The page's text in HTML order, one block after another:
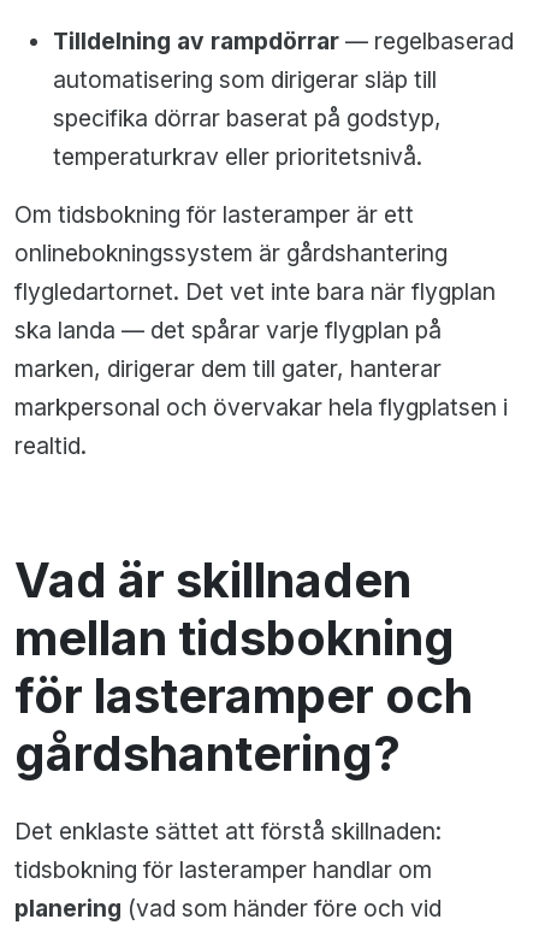
Tilldelning av rampdörrar — regelbaserad
automatisering som dirigerar släp till
specifika dörrar baserat på godstyp,
temperaturkrav eller prioritetsnivå.
Om tidsbokning för lasteramper är ett
onlinebokningssystem är gårdshantering
flygledartornet. Det vet inte bara när flygplan
ska landa — det spårar varje flygplan på
marken, dirigerar dem till gater, hanterar
markpersonal och övervakar hela flygplatsen i
realtid.
Vad är skillnaden
mellan tidsbokning
för lasteramper och
gårdshantering?
Det enklaste sättet att förstå skillnaden:
tidsbokning för lasteramper handlar om
planering (vad som händer före och vid